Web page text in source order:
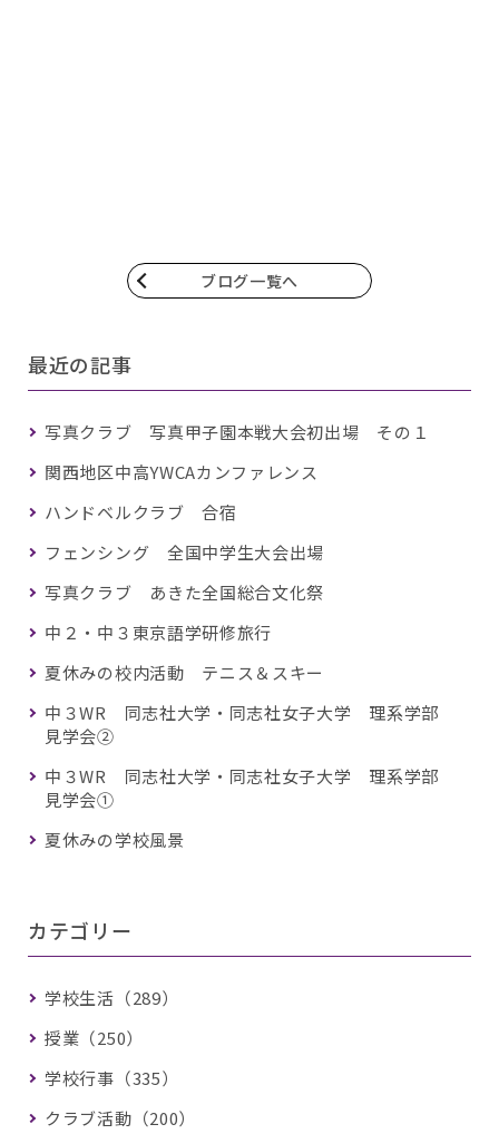
ブログ一覧へ
最近の記事
写真クラブ 写真甲子園本戦大会初出場 その１
関西地区中高YWCAカンファレンス
ハンドベルクラブ 合宿
フェンシング 全国中学生大会出場
写真クラブ あきた全国総合文化祭
中２・中３東京語学研修旅行
夏休みの校内活動 テニス＆スキー
中３WR 同志社大学・同志社女子大学 理系学部
見学会②
中３WR 同志社大学・同志社女子大学 理系学部
見学会①
夏休みの学校風景
カテゴリー
学校生活（289）
授業（250）
学校行事（335）
クラブ活動（200）